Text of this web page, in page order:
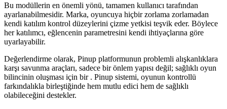
Bu modüllerin en önemli yönü, tamamen kullanıcı tarafından
ayarlanabilmesidir. Marka, oyuncuya hiçbir zorlama zorlamadan
kendi katılım kontrol düzeylerini çizme yetkisi teşvik eder. Böylece
her katılımcı, eğlencenin parametresini kendi ihtiyaçlarına göre
uyarlayabilir.
Değerlendirme olarak, Pinup platformunun problemli alışkanlıklara
karşı savunma araçları, sadece bir önlem yapısı değil; sağlıklı oyun
bilincinin oluşması için bir . Pinup sistemi, oyunun kontrollü
farkındalıkla birleştiğinde hem mutlu edici hem de sağlıklı
olabileceğini destekler.